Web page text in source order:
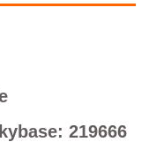
219666